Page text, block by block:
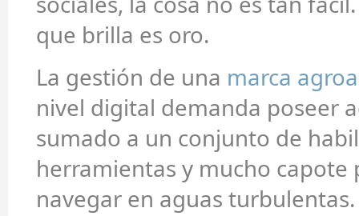
que brilla es oro.
La gestión de una marca
nivel digital demanda poseer
sumado a un conjunto de
herramientas y mucho capote
navegar en aguas turbulentas.